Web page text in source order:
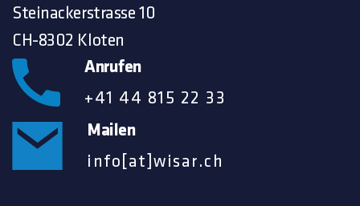
Steinackerstrasse 10
CH-8302 Kloten
Anrufen
+41 44 815 22 33
Mailen
info[at]wisar.ch